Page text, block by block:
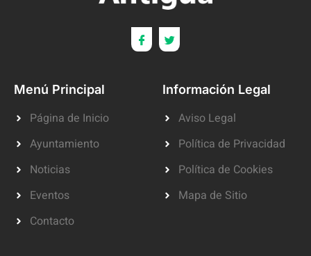
Menú Principal
Página de Inicio
Ayuntamiento
Noticias
Eventos
Contacto
Información Legal
Aviso Legal
Política de Privacidad
Política de Cookies
Mapa de Sitio